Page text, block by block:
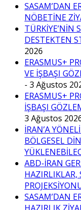
SASAM’DAN
NÖBETİNE
TÜRKİYE’NİN
DESTEKTEN
2026
ERASMUS+
VE İŞBAŞI
- 3 Ağustos
ERASMUS+
İŞBAŞI
3 Ağustos
İRAN’A
BÖLGESEL
ABD-İRAN
HAZIRLIKLAR,
SASAM’DAN